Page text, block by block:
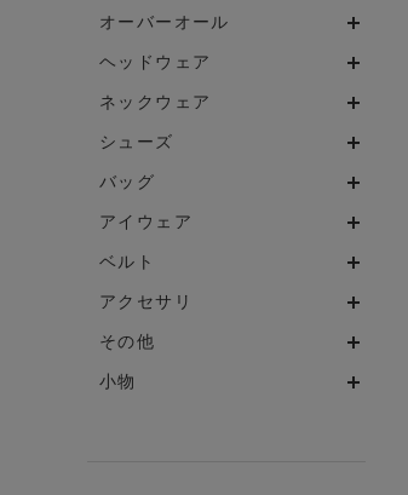
オーバーオール
ヘッドウェア
ネックウェア
シューズ
バッグ
アイウェア
ベルト
アクセサリ
その他
小物